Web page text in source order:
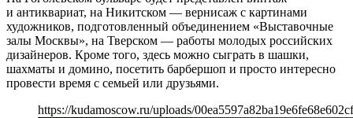
и антиквариат, на Никитском — вернисаж с картинами
художников, подготовленный объединением «Выставочные
залы Москвы», на Тверском — работы молодых российских
дизайнеров. Кроме того, здесь можно сыграть в шашки,
шахматы и домино, посетить барбершоп и просто интересно
провести время с семьей или друзьями.
https://kudamoscow.ru/uploads/